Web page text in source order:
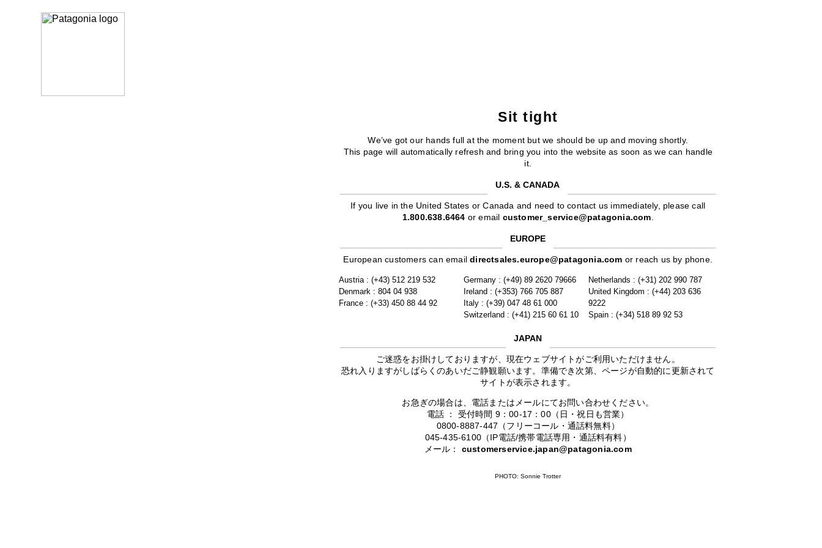
Sit tight
We’ve got our hands full at the moment but we should be up and moving shortly.
This page will automatically refresh and bring you into the website as soon as we can handle
it.
U.S. & CANADA
If you live in the United States or Canada and need to contact us immediately, please call
1.800.638.6464 or email customer_service@patagonia.com.
EUROPE
European customers can emaildirectsales.europe@patagonia.com or reach us by phone.
Austria : (+43) 512 219 532
Denmark : 804 04 938
France : (+33) 450 88 44 92
Germany : (+49) 89 2620 79666
Ireland : (+353) 766 705 887
Italy : (+39) 047 48 61 000
Switzerland : (+41) 215 60 61 10
Netherlands : (+31) 202 990 787
United Kingdom : (+44) 203 636
9222
Spain : (+34) 518 89 92 53
JAPAN
ご迷惑をお掛けしておりますが、現在ウェブサイトがご利用いただけません。
恐れ入りますがしばらくのあいだご静観願います。準備でき次第、ページが自動的に更新されて
サイトが表示されます。
お急ぎの場合は、電話またはメールにてお問い合わせください。
電話 ： 受付時間 9：00-17：00（日・祝日も営業）
0800-8887-447（フリーコール・通話料無料）
045-435-6100（IP電話/携帯電話専用・通話料有料）
メール： customerservice.japan@patagonia.com
PHOTO: Sonnie Trotter